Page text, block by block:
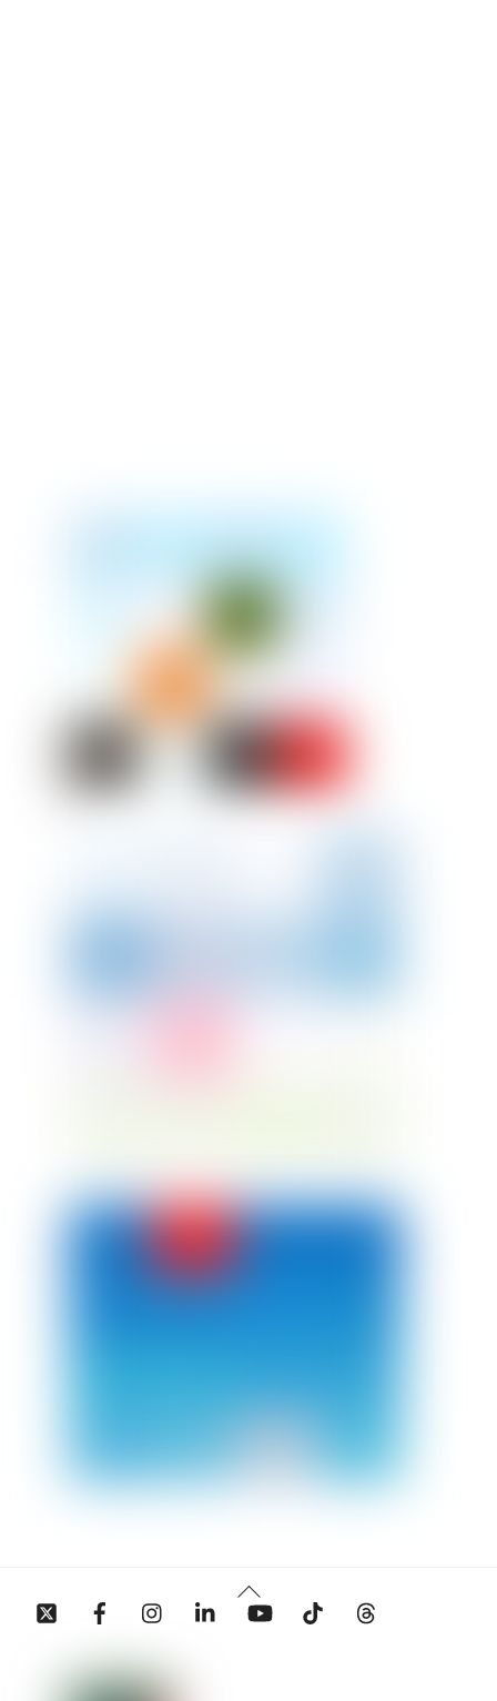
Back
To
Twitter Facebook InstagramLinkedin YouTube Tiktok